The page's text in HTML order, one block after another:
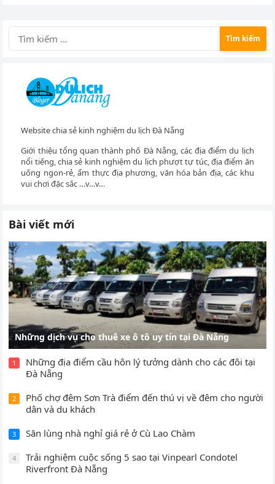
Tìm
kiếm
Website chia sẻ kinh nghiệm du lịch Đà Nẵng
Giới thiệu tổng quan thành phố Đà Nẵng, các địa điểm du lịch
nổi tiếng, chia sẻ kinh nghiệm du lịch phượt tự túc, địa điểm ăn
uống ngon-rẻ, ẩm thực địa phương, văn hóa bản địa, các khu
vui chơi đặc sắc …v…v…
Bài viết mới
Những dịch vụ cho thuê xe ô tô uy tín tại Đà Nẵng
1
Những địa điểm cầu hôn lý tưởng dành cho các đôi tại
Đà Nẵng
2
Phố chợ đêm Sơn Trà điểm đến thú vị về đêm cho người
dân và du khách
3 Săn lùng nhà nghỉ giá rẻ ở Cù Lao Chàm
4
Trải nghiệm cuộc sống 5 sao tại Vinpearl Condotel
Riverfront Đà Nẵng